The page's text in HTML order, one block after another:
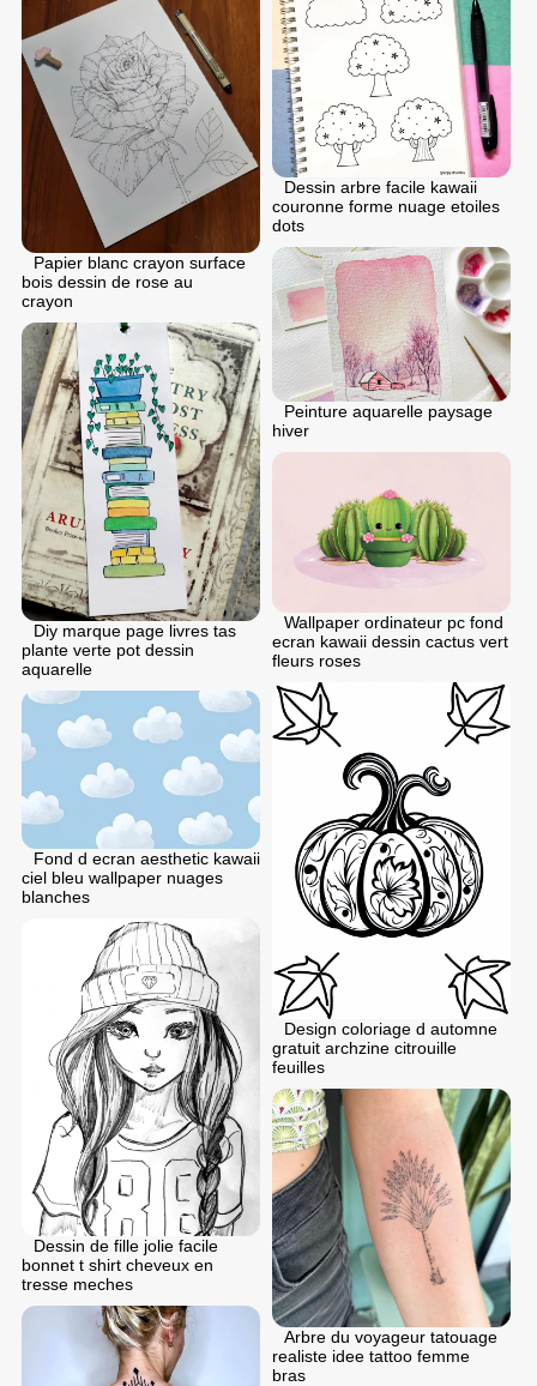
Dessin arbre facile kawaii
couronne forme nuage etoiles
dots
Papier blanc crayon surface
bois dessin de rose au
crayon
Peinture aquarelle paysage
hiver
Diy marque page livres tas
plante verte pot dessin
aquarelle
Wallpaper ordinateur pc fond
ecran kawaii dessin cactus vert
fleurs roses
Design coloriage d automne
gratuit archzine citrouille
feuilles
Fond d ecran aesthetic kawaii
ciel bleu wallpaper nuages
blanches
Dessin de fille jolie facile
bonnet t shirt cheveux en
tresse meches
Arbre du voyageur tatouage
realiste idee tattoo femme
bras